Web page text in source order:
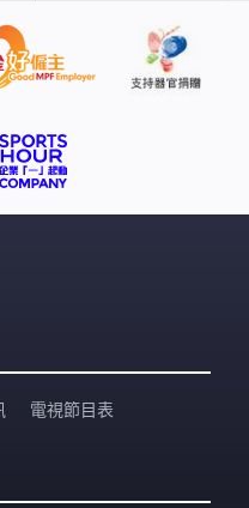
電視節目表